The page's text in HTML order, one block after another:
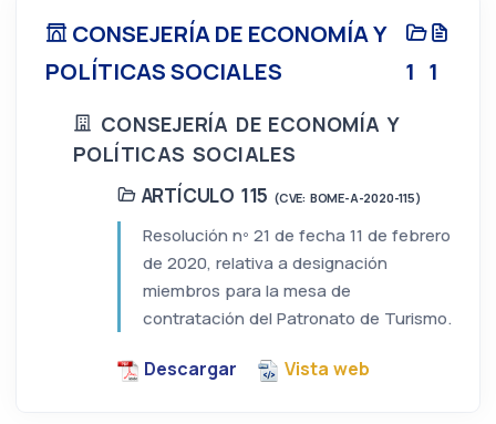
CONSEJERÍA DE ECONOMÍA Y
POLÍTICAS SOCIALES
1 1
CONSEJERÍA DE ECONOMÍA Y
POLÍTICAS SOCIALES
ARTÍCULO 115 (CVE: BOME-A-2020-115)
Resolución nº 21 de fecha 11 de febrero
de 2020, relativa a designación
miembros para la mesa de
contratación del Patronato de Turismo.
Descargar Vista web